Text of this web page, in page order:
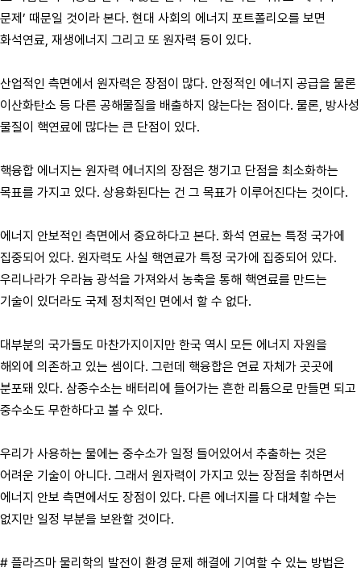
문제’ 때문일 것이라 본다. 현대 사회의 에너지 포트폴리오를 보면
화석연료, 재생에너지 그리고 또 원자력 등이 있다.
산업적인 측면에서 원자력은 장점이 많다. 안정적인 에너지 공급을 물론
이산화탄소 등 다른 공해물질을 배출하지 않는다는 점이다. 물론, 방사성
물질이 핵연료에 많다는 큰 단점이 있다.
핵융합 에너지는 원자력 에너지의 장점은 챙기고 단점을 최소화하는
목표를 가지고 있다. 상용화된다는 건 그 목표가 이루어진다는 것이다.
에너지 안보적인 측면에서 중요하다고 본다. 화석 연료는 특정 국가에
집중되어 있다. 원자력도 사실 핵연료가 특정 국가에 집중되어 있다.
우리나라가 우라늄 광석을 가져와서 농축을 통해 핵연료를 만드는
기술이 있더라도 국제 정치적인 면에서 할 수 없다.
대부분의 국가들도 마찬가지이지만 한국 역시 모든 에너지 자원을
해외에 의존하고 있는 셈이다. 그런데 핵융합은 연료 자체가 곳곳에
분포돼 있다. 삼중수소는 배터리에 들어가는 흔한 리튬으로 만들면 되고
중수소도 무한하다고 볼 수 있다.
우리가 사용하는 물에는 중수소가 일정 들어있어서 추출하는 것은
어려운 기술이 아니다. 그래서 원자력이 가지고 있는 장점을 취하면서
에너지 안보 측면에서도 장점이 있다. 다른 에너지를 다 대체할 수는
없지만 일정 부분을 보완할 것이다.
# 플라즈마 물리학의 발전이 환경 문제 해결에 기여할 수 있는 방법은